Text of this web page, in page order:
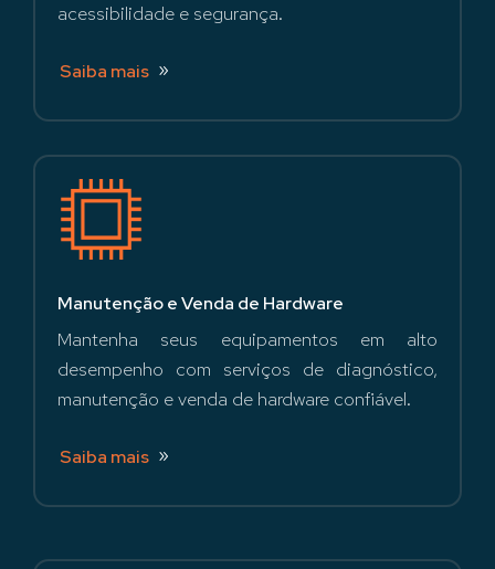
acessibilidade e segurança.
Saiba mais
Manutenção e Venda de Hardware
Mantenha seus equipamentos em alto
desempenho com serviços de diagnóstico,
manutenção e venda de hardware confiável.
Saiba mais